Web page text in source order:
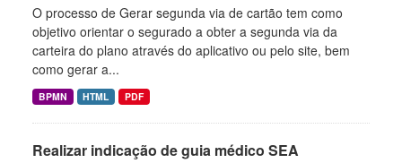
O processo de Gerar segunda via de cartão tem como
objetivo orientar o segurado a obter a segunda via da
carteira do plano através do aplicativo ou pelo site, bem
como gerar a...
BPMN HTML PDF
Realizar indicação de guia médico SEA